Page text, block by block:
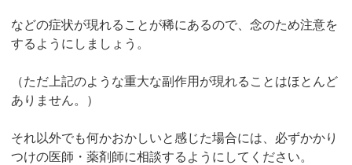
などの症状が現れることが稀にあるので、念のため注意を
するようにしましょう。
（ただ上記のような重大な副作用が現れることはほとんど
ありません。）
それ以外でも何かおかしいと感じた場合には、必ずかかり
つけの医師・薬剤師に相談するようにしてください。